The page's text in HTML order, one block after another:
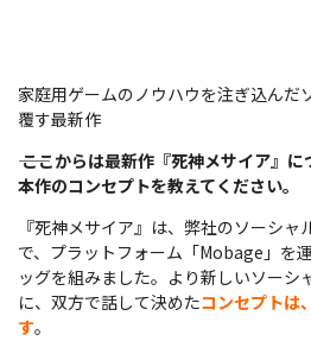
家庭用ゲームのノウハウを注ぎ込んだ
覆す最新作
――ここからは最新作『死神メサイア』
本作のコンセプトを教えてください。
『死神メサイア』は、弊社のソーシ
で、プラットフォーム「Mobage」を
ッグを組みました。より新しいソーシ
に、双方で話して決めたコンセプトは
す。